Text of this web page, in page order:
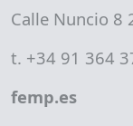
Calle Nuncio 8
t. +34 91 364
femp.es